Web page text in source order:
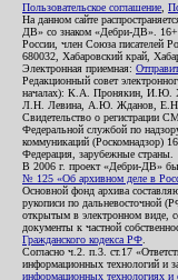
Пользовательское соглашение
На данном сайте
ДВ» со знаком «Дебри-ДВ».
России, член Союза писателей
680032, Хабаровский край,
Электронная приемная:
Редакционный совет
началах): К.А. Пронякин,
Л.Н. Левина, А.Ю. Жданов,
Свидетельство о регистрации
Федеральной службой по
коммуникаций (Роскомнадзор)
Федерация, зарубежные страны.
В 2006 г. проект «Дебри-ДВ»
№ 125 «Об архивном деле в
Основной фонд архива
рукописи по дальневосточной
открытым в электронном виде,
документы к частной
Гражданского кодекса РФ
Согласно ч.2. п.3. ст.17
информационных технологий и
информационных технологиях